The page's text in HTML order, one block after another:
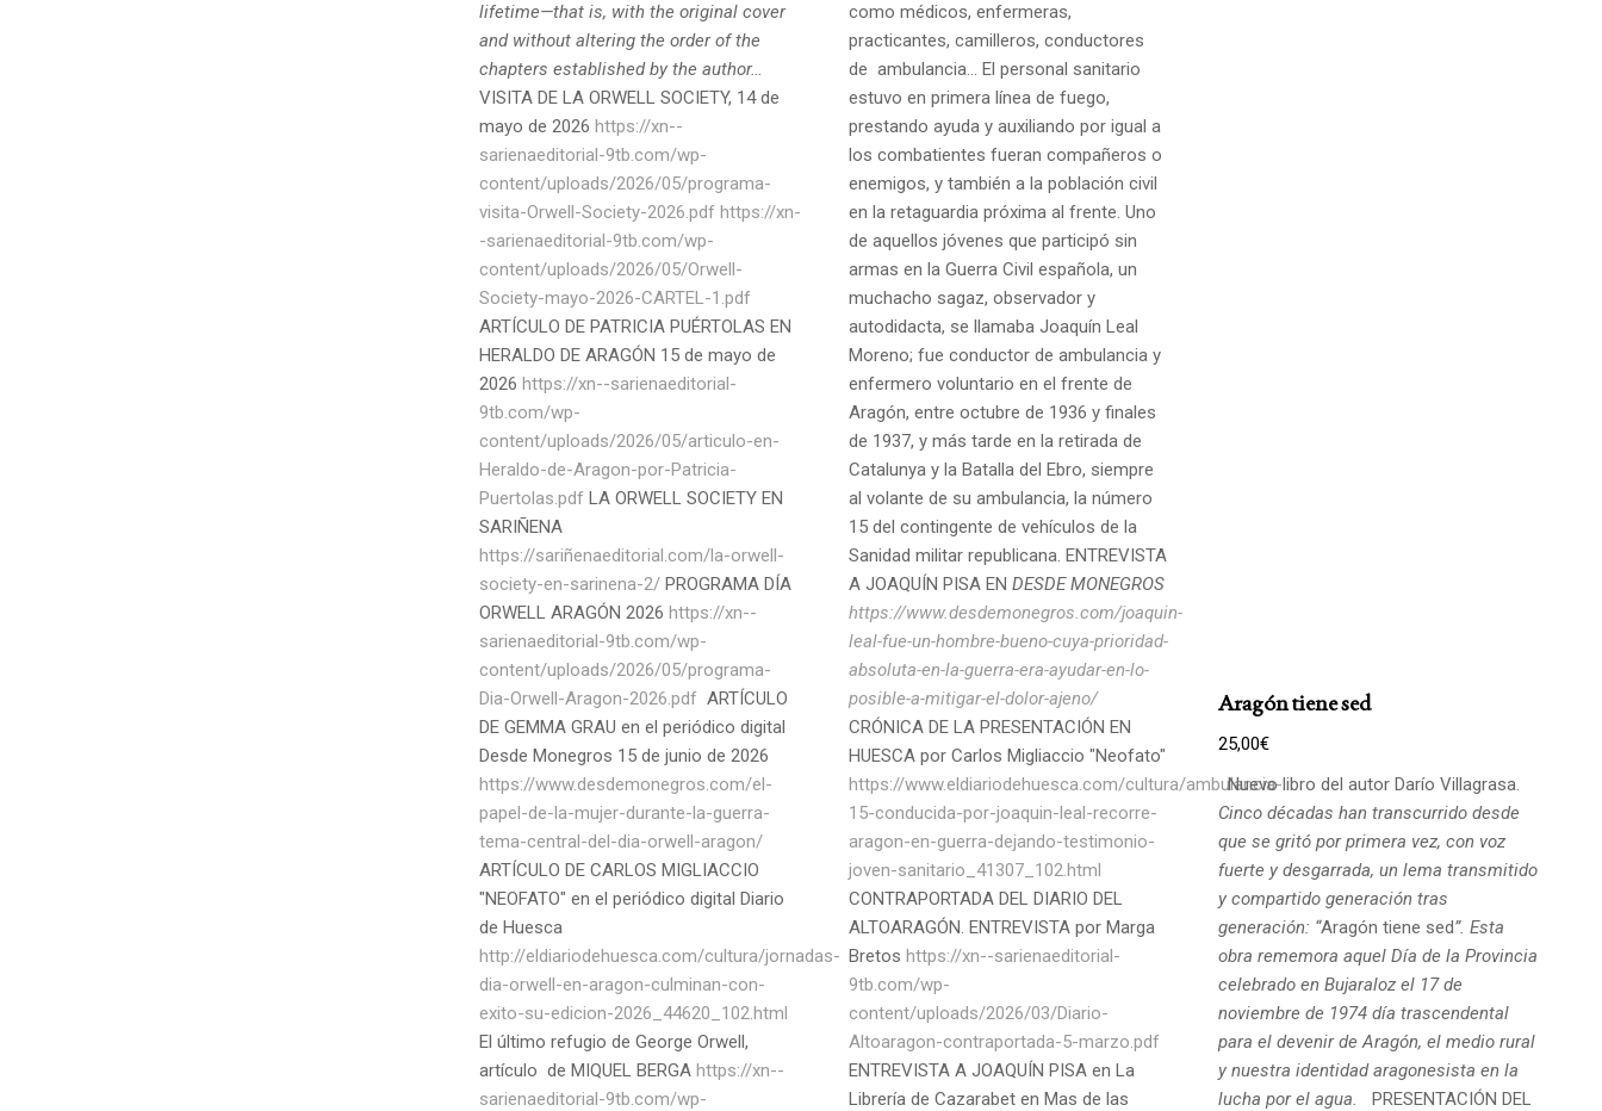
lifetime—that is, with the original cover
and without altering the order of the
chapters established by the author…
VISITA DE LA ORWELL SOCIETY, 14 de
mayo de 2026 https://xn--
sarienaeditorial-9tb.com/wp-
content/uploads/2026/05/programa-
visita-Orwell-Society-2026.pdf https://xn-
-sarienaeditorial-9tb.com/wp-
content/uploads/2026/05/Orwell-
Society-mayo-2026-CARTEL-1.pdf
ARTÍCULO DE PATRICIA PUÉRTOLAS EN
HERALDO DE ARAGÓN 15 de mayo de
2026 https://xn--sarienaeditorial-
9tb.com/wp-
content/uploads/2026/05/articulo-en-
Heraldo-de-Aragon-por-Patricia-
Puertolas.pdf LA ORWELL SOCIETY EN
SARIÑENA
https://sariñenaeditorial.com/la-orwell-
society-en-sarinena-2/ PROGRAMA DÍA
ORWELL ARAGÓN 2026 https://xn--
sarienaeditorial-9tb.com/wp-
content/uploads/2026/05/programa-
Dia-Orwell-Aragon-2026.pdf ARTÍCULO
DE GEMMA GRAU en el periódico digital
Desde Monegros 15 de junio de 2026
https://www.desdemonegros.com/el-
papel-de-la-mujer-durante-la-guerra-
tema-central-del-dia-orwell-aragon/
ARTÍCULO DE CARLOS MIGLIACCIO
"NEOFATO" en el periódico digital Diario
de Huesca
http://eldiariodehuesca.com/cultura/jornadas-
dia-orwell-en-aragon-culminan-con-
exito-su-edicion-2026_44620_102.html
El último refugio de George Orwell,
artículo de MIQUEL BERGA https://xn--
sarienaeditorial-9tb.com/wp-
como médicos, enfermeras,
practicantes, camilleros, conductores
de ambulancia… El personal sanitario
estuvo en primera línea de fuego,
prestando ayuda y auxiliando por igual a
los combatientes fueran compañeros o
enemigos, y también a la población civil
en la retaguardia próxima al frente. Uno
de aquellos jóvenes que participó sin
armas en la Guerra Civil española, un
muchacho sagaz, observador y
autodidacta, se llamaba Joaquín Leal
Moreno; fue conductor de ambulancia y
enfermero voluntario en el frente de
Aragón, entre octubre de 1936 y finales
de 1937, y más tarde en la retirada de
Catalunya y la Batalla del Ebro, siempre
al volante de su ambulancia, la número
15 del contingente de vehículos de la
Sanidad militar republicana. ENTREVISTA
A JOAQUÍN PISA EN DESDE MONEGROS
https://www.desdemonegros.com/joaquin-
leal-fue-un-hombre-bueno-cuya-prioridad-
absoluta-en-la-guerra-era-ayudar-en-lo-
posible-a-mitigar-el-dolor-ajeno/
CRÓNICA DE LA PRESENTACIÓN EN
HUESCA por Carlos Migliaccio "Neofato"
https://www.eldiariodehuesca.com/cultura/ambulancia-
15-conducida-por-joaquin-leal-recorre-
aragon-en-guerra-dejando-testimonio-
joven-sanitario_41307_102.html
CONTRAPORTADA DEL DIARIO DEL
ALTOARAGÓN. ENTREVISTA por Marga
Bretos https://xn--sarienaeditorial-
9tb.com/wp-
content/uploads/2026/03/Diario-
Altoaragon-contraportada-5-marzo.pdf
ENTREVISTA A JOAQUÍN PISA en La
Librería de Cazarabet en Mas de las
Aragón tiene sed
25,00€
Nuevo libro del autor Darío Villagrasa.
Cinco décadas han transcurrido desde
que se gritó por primera vez, con voz
fuerte y desgarrada, un lema transmitido
y compartido generación tras
generación: “Aragón tiene sed”. Esta
obra rememora aquel Día de la Provincia
celebrado en Bujaraloz el 17 de
noviembre de 1974 día trascendental
para el devenir de Aragón, el medio rural
y nuestra identidad aragonesista en la
lucha por el agua.
PRESENTACIÓN DEL